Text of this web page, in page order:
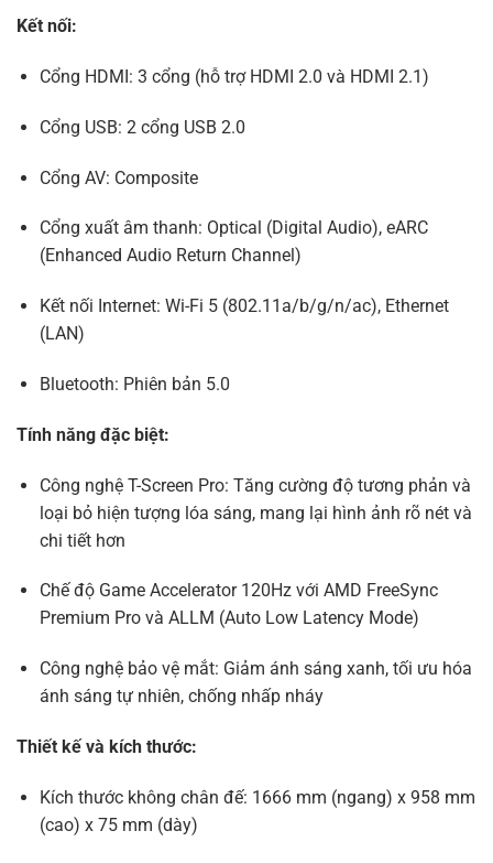
Kết nối:
Cổng HDMI: 3 cổng (hỗ trợ HDMI 2.0 và HDMI 2.1)
Cổng USB: 2 cổng USB 2.0
Cổng AV: Composite​
Cổng xuất âm thanh: Optical (Digital Audio), eARC
(Enhanced Audio Return Channel)
Kết nối Internet: Wi-Fi 5 (802.11a/b/g/n/ac), Ethernet
(LAN)
Bluetooth: Phiên bản 5.0
Tính năng đặc biệt:
Công nghệ T-Screen Pro: Tăng cường độ tương phản và
loại bỏ hiện tượng lóa sáng, mang lại hình ảnh rõ nét và
chi tiết hơn
Chế độ Game Accelerator 120Hz với AMD FreeSync
Premium Pro và ALLM (Auto Low Latency Mode)
Công nghệ bảo vệ mắt: Giảm ánh sáng xanh, tối ưu hóa
ánh sáng tự nhiên, chống nhấp nháy​
Thiết kế và kích thước:
Kích thước không chân đế: 1666 mm (ngang) x 958 mm
(cao) x 75 mm (dày)